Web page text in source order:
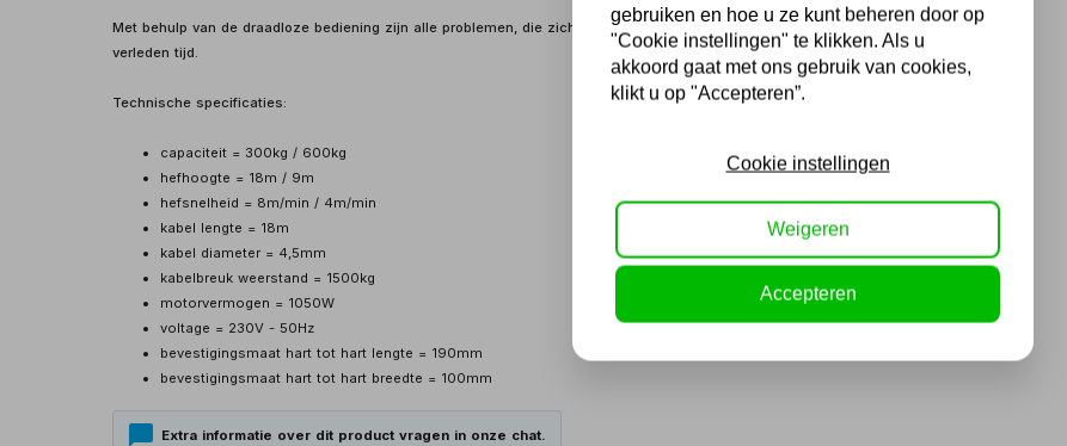
Met behulp van de draadloze bediening zijn alle problemen, die zich doorgaans voordoen dankzij de korte bedieningskabel,
verleden tijd.
Technische specificaties:
capaciteit = 300kg / 600kg
hefhoogte = 18m / 9m
hefsnelheid = 8m/min / 4m/min
kabel lengte = 18m
kabel diameter = 4,5mm
kabelbreuk weerstand = 1500kg
motorvermogen = 1050W
voltage = 230V - 50Hz
bevestigingsmaat hart tot hart lengte = 190mm
bevestigingsmaat hart tot hart breedte = 100mm
Extra informatie over dit product vragen in onze chat.
gebruiken en hoe u ze kunt beheren door op
"Cookie instellingen" te klikken. Als u
akkoord gaat met ons gebruik van cookies,
klikt u op "Accepteren”.
Cookie instellingen
Weigeren
Accepteren